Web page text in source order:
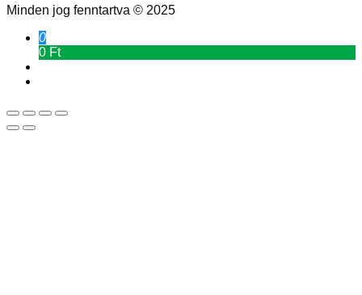
Minden jog fenntartva © 2025
0
0 Ft